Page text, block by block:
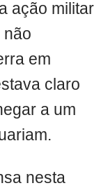
ação militar
não
em
claro
a um
nesta